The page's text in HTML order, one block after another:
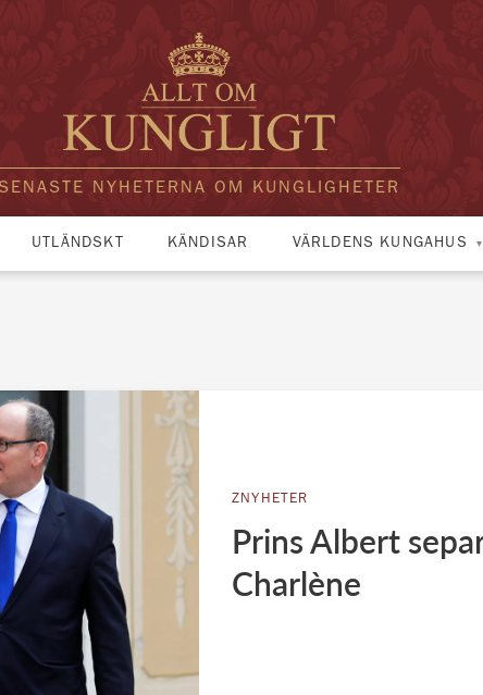
SENASTE NYHETERNA OM KUNGLIGHETER
UTLÄNDSKT KÄNDISAR VÄRLDENS KUNGAHUS
ZNYHETER
Prins Albert
Charlène